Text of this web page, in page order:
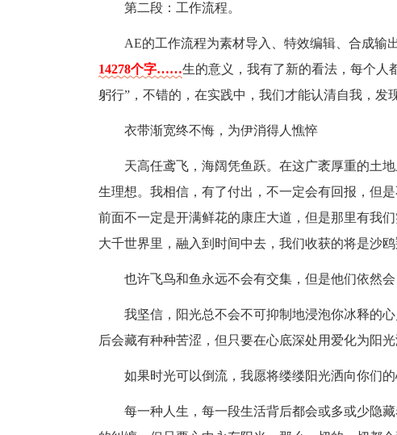
第二段：工作流程。
AE的工作流程为素材导入、特效编辑、合成输
14278个字……生的意义，我有了新的看法，每个人
躬行”，不错的，在实践中，我们才能认清自我，发
衣带渐宽终不悔，为伊消得人憔悴
天高任鸢飞，海阔凭鱼跃。在这广袤厚重的土
生理想。我相信，有了付出，不一定会有回报，但
前面不一定是开满鲜花的康庄大道，但是那里有我
大千世界里，融入到时间中去，我们收获的将是沙鸥
也许飞鸟和鱼永远不会有交集，但是他们依然
我坚信，阳光总不会不可抑制地浸泡你冰释的
后会藏有种种苦涩，但只要在心底深处用爱化为阳
如果时光可以倒流，我愿将缕缕阳光洒向你们
每一种人生，每一段生活背后都会或多或少隐